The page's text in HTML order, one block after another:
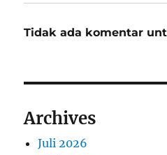
Tidak ada komentar
Archives
Juli 2026